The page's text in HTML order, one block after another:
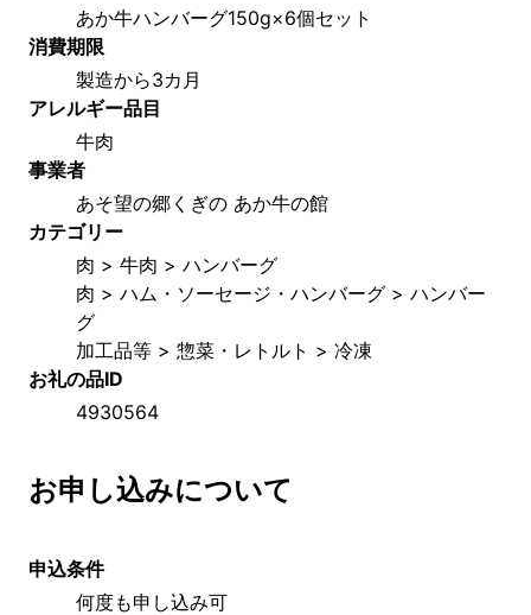
あか牛ハンバーグ150g×6個セット
消費期限
製造から3カ月
アレルギー品目
牛肉
事業者
あそ望の郷くぎの あか牛の館
カテゴリー
肉 > 牛肉 > ハンバーグ
肉 > ハム・ソーセージ・ハンバーグ > ハンバー
グ
加工品等 > 惣菜・レトルト > 冷凍
お礼の品ID
4930564
お申し込みについて
申込条件
何度も申し込み可